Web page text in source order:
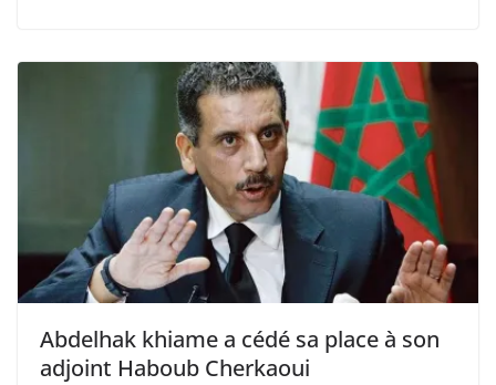
Abdelhak khiame a cédé sa place à son
adjoint Haboub Cherkaoui